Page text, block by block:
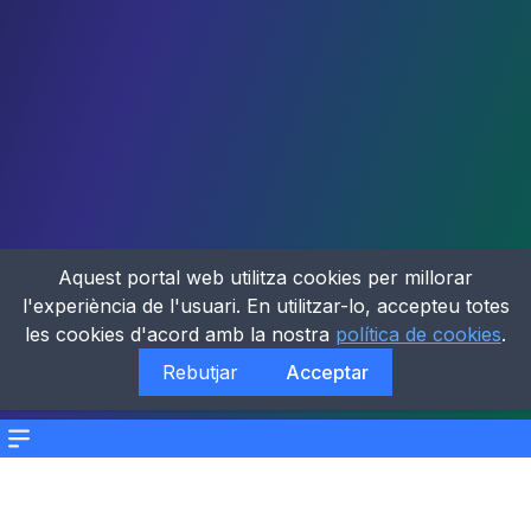
Menu
Aquest portal web utilitza cookies per millorar
l'experiència de l'usuari. En utilitzar-lo, accepteu totes
les cookies d'acord amb la nostra política de cookies.
Rebutjar
Acceptar